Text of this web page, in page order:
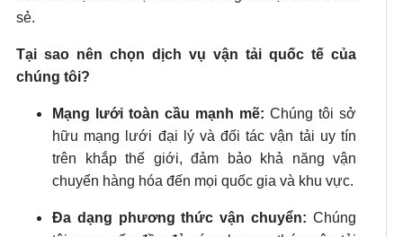
sẻ.
Tại sao nên chọn dịch vụ vận tải quốc tế của
chúng tôi?
Mạng lưới toàn cầu mạnh mẽ: Chúng tôi sở
hữu mạng lưới đại lý và đối tác vận tải uy tín
trên khắp thế giới, đảm bảo khả năng vận
chuyển hàng hóa đến mọi quốc gia và khu vực.
Đa dạng phương thức vận chuyển: Chúng